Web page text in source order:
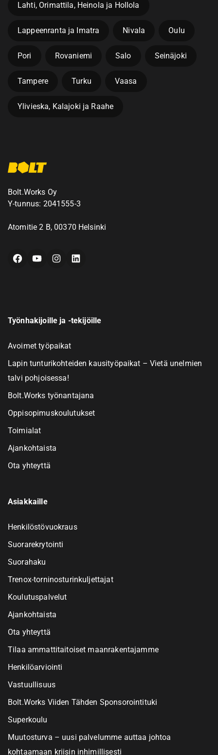
Lahti, Orimattila, Heinola ja Hollola
Lappeenranta ja Imatra Nivala Oulu
Pori Rovaniemi Salo Seinäjoki
Tampere Turku Vaasa
Ylivieska, Kalajoki ja Raahe
Bolt.Works Oy
Y-tunnus: 2041555-3
Atomitie 2 B, 00370 Helsinki
FacebookYouTubeInstagramLinkedIn
Työnhakijoille ja -tekijöille
Avoimet työpaikat
Lapin tunturikohteiden kausityöpaikat – Vietä unelmien
talvi pohjoisessa!
Bolt.Works työnantajana
Oppisopimuskoulutukset
Toimialat
Ajankohtaista
Ota yhteyttä
Asiakkaille
Henkilöstövuokraus
Suorarekrytointi
Suorahaku
Trenox-torninosturinkuljettajat
Koulutuspalvelut
Ajankohtaista
Ota yhteyttä
Tilaa ammattitaitoiset maanrakentajamme
Henkilöarviointi
Vastuullisuus
Bolt.Works Viiden Tähden Sponsorointituki
Superkoulu
Muutosturva – uusi palvelumme auttaa johtoa
kohtaamaan kriisin inhimillisesti